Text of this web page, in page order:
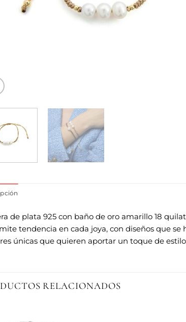
de plata 925 con baño de oro amarillo 18
tendencia en cada joya, con diseños que
únicas que quieren aportar un toque de
RELACIONADOS